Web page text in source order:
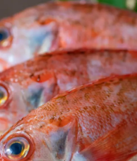
石川エリア
山梨エリア
岐阜エリア
愛知エリア
滋賀エリア
大阪市エリア
堺・泉州エリア